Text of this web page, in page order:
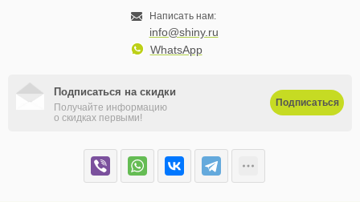
Написать нам:
info@shiny.ru
WhatsApp
Подписаться на скидки
Получайте информацию
о скидках первыми!
Подписаться